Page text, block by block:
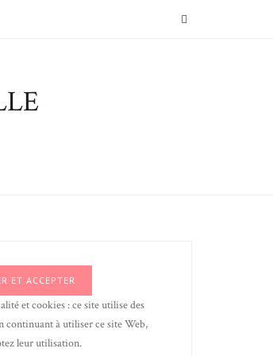
et cookies : ce site utilise des
continuant à utiliser ce site Web,
leur utilisation.